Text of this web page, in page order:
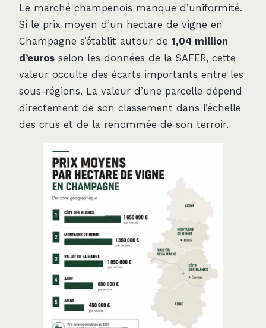
Le marché champenois manque d’uniformité.
Si le prix moyen d’un hectare de vigne en
Champagne s’établit autour de 1,04 million
d’euros selon les données de la SAFER, cette
valeur occulte des écarts importants entre les
sous-régions. La valeur d’une parcelle dépend
directement de son classement dans l’échelle
des crus et de la renommée de son terroir.